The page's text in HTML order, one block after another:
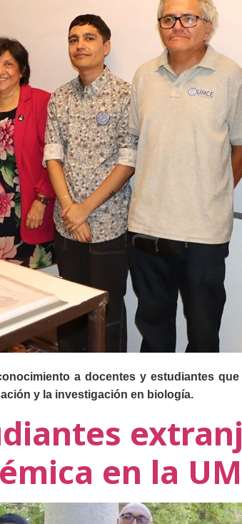
a docentes y estudiantes
y la investigación en biología.
en la